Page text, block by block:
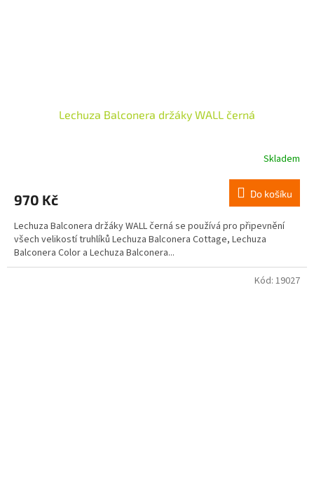
Lechuza Balconera držáky WALL černá
Skladem
970 Kč Do košíku
Lechuza Balconera držáky WALL černá se používá pro připevnění
všech velikostí truhlíků Lechuza Balconera Cottage, Lechuza
Balconera Color a Lechuza Balconera...
Kód: 19027